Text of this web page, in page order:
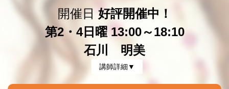
開催日好評開催中！
第2・4日曜 13:00～18:10
石川 明美
講師詳細▼